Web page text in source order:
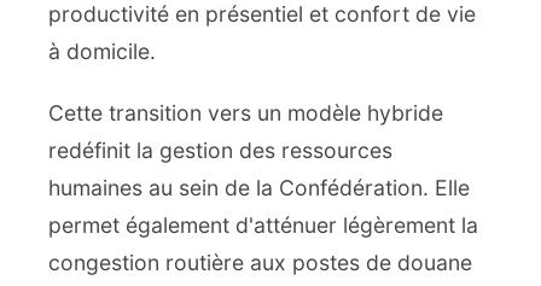
productivité en présentiel et confort de vie
à domicile.
Cette transition vers un modèle hybride
redéfinit la gestion des ressources
humaines au sein de la Confédération. Elle
permet également d'atténuer légèrement la
congestion routière aux postes de douane